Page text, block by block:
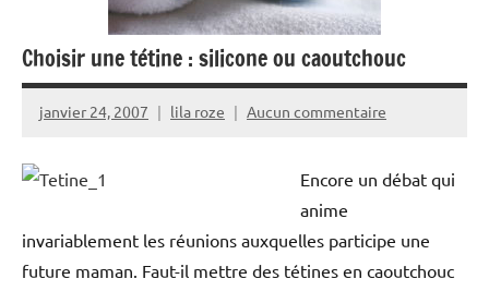
Choisir une tétine : silicone ou caoutchouc
janvier 24, 2007 lila roze Aucun commentaire
Encore un débat qui
anime
invariablement les réunions auxquelles participe une
future maman. Faut-il mettre des tétines en caoutchouc